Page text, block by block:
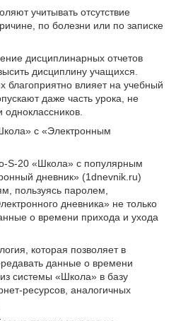
учитывать отсутствие
по болезни или по записке
дисциплинарных отчетов
дисциплину учащихся.
влияет на учебный
даже часть урока, не
с «Электронным
S-20 «Школа» с популярным
дневник» (1dnevnik.ru)
пользуясь паролем,
дневника» не только
о времени прихода и ухода
которая позволяет в
данные о времени
системы «Школа» в базу
ресурсов, аналогичных